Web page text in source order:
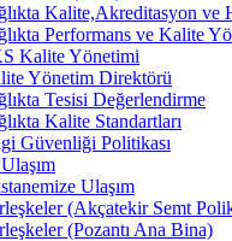
Kalite,Akreditasyon ve
Performans ve Kalite
Kalite Yönetimi
Yönetim Direktörü
Tesisi Değerlendirme
Kalite Standartları
Güvenliği Politikası
Ulaşım
(Akçatekir Semt
(Pozantı Ana Bina)